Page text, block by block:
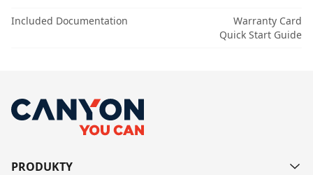
Included Documentation
Warranty Card
Quick Start Guide
PRODUKTY